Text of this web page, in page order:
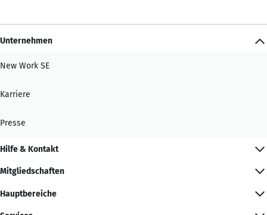
Unternehmen
New Work SE
Karriere
Presse
Hilfe & Kontakt
Mitgliedschaften
Hauptbereiche